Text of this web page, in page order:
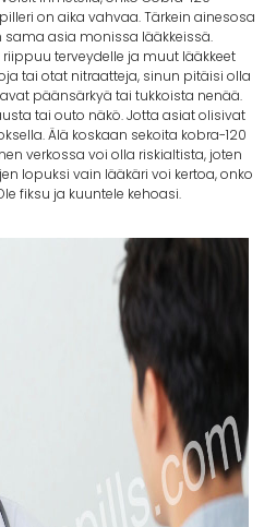
on aika vahvaa. Tärkein ainesosa
asia monissa lääkkeissä.
terveydelle ja muut lääkkeet
tai otat nitraatteja, sinun pitäisi olla
päänsärkyä tai tukkoista nenää.
tai outo näkö. Jotta asiat olisivat
Älä koskaan sekoita kobra-120
verkossa voi olla riskialtista, joten
lopuksi vain lääkäri voi kertoa, onko
fiksu ja kuuntele kehoasi.